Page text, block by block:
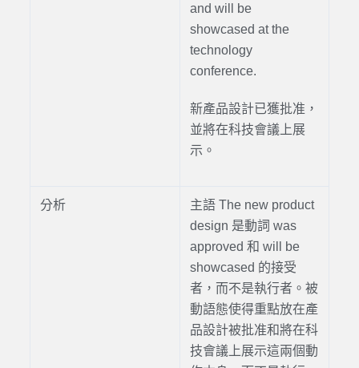
and will be
showcased at the
technology
conference.
新產品設計已獲批准，
並將在科技會議上展
示。
分析 主語The new product
design 是動詞 was
approved 和 will be
showcased 的接受
者，而不是執行者 。被
動語態使得重點放在產
品設計被批准和將在科
技會議上展示這兩個動